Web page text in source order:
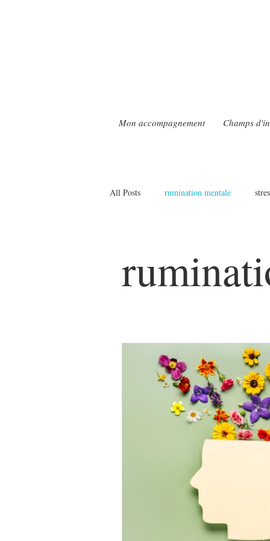
All Posts rumination mentale
Mon accompagnement Champs